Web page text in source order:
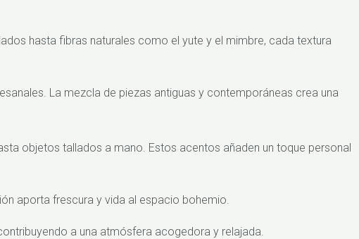
hasta fibras naturales como el yute y el mimbre, cada textura
La mezcla de piezas antiguas y contemporáneas crea una
objetos tallados a mano. Estos acentos añaden un toque personal
aporta frescura y vida al espacio bohemio.
a una atmósfera acogedora y relajada.